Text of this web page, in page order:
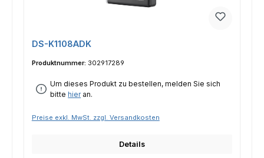
DS-K1108ADK
Produktnummer: 302917289
Um dieses Produkt zu bestellen, melden Sie sich
bittehieran.
Preise exkl. MwSt. zzgl. Versandkosten
Details